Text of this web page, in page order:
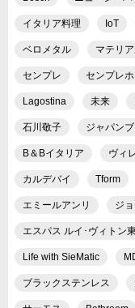
イタリア料理 IoT
ベロメタル マテリ
センプレ センプレ
Lagostina 未来
石川敬子 ジャパン
B＆Bイタリア ヴィ
カルデバイ Tform
エミールアンリ ジ
エスパス ルイ･ヴィトン
Life with SieMatic
ブラックステンレス